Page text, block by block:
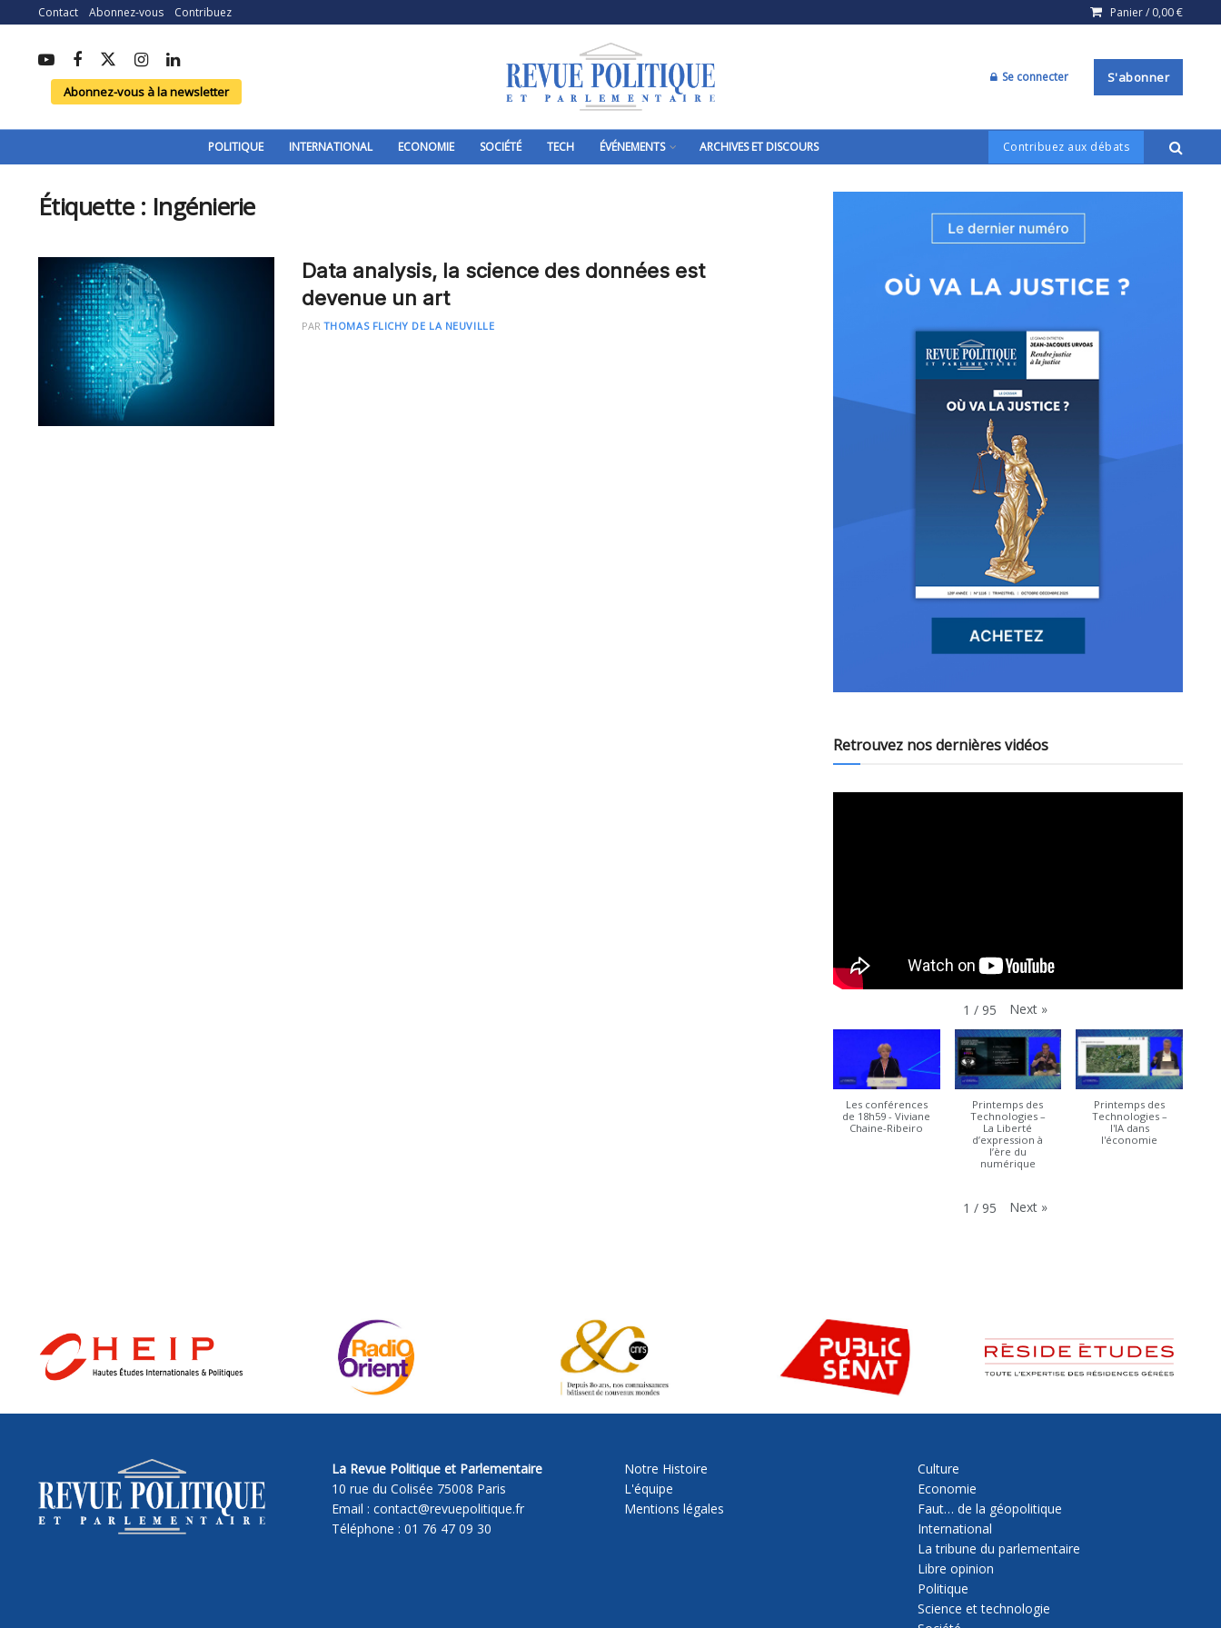
Contact Abonnez-vous Contribuez Panier / 0,00€
Abonnez-vous à la newsletter
Se connecter S'abonner
POLITIQUE INTERNATIONAL ECONOMIE SOCIÉTÉ TECH ÉVÉNEMENTS ARCHIVES ET DISCOURS Contribuez aux débats
Étiquette : Ingénierie
Data analysis, la science des données est
devenue un art
PAR THOMAS FLICHY DE LA NEUVILLE
Retrouvez nos dernières vidéos
1 / 95 Next »
Les conférences
de 18h59 - Viviane
Chaine-Ribeiro
Printemps des
Technologies –
La Liberté
d’expression à
l’ère du
numérique
Printemps des
Technologies –
l'IA dans
l'économie
1 / 95 Next »
La Revue Politique et Parlementaire
10 rue du Colisée 75008 Paris
Email : contact@revuepolitique.fr
Téléphone : 01 76 47 09 30
Notre Histoire
L'équipe
Mentions légales
Culture
Economie
Faut… de la géopolitique
International
La tribune du parlementaire
Libre opinion
Politique
Science et technologie